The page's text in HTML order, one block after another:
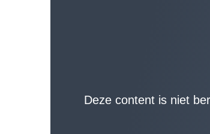
Deze content is niet